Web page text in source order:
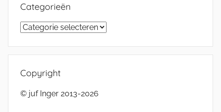
Categorieën
Categorieën
Copyright
© juf Inger 2013-2026